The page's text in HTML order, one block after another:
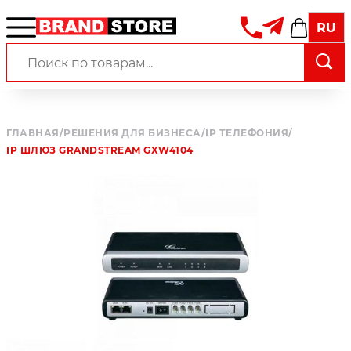
RU
ГЛАВНАЯ/РЕШЕНИЯ ДЛЯ БИЗНЕСА/IP ТЕЛЕФОНИЯ/
IP ШЛЮЗ GRANDSTREAM GXW4104